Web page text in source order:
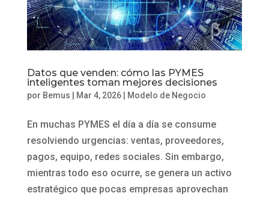
Datos que venden: cómo las PYMES
inteligentes toman mejores decisiones
por Bemus Mar 4, 2026| Modelo de Negocio
En muchas PYMES el día a día se consume
resolviendo urgencias: ventas, proveedores,
pagos, equipo, redes sociales. Sin embargo,
mientras todo eso ocurre, se genera un activo
estratégico que pocas empresas aprovechan